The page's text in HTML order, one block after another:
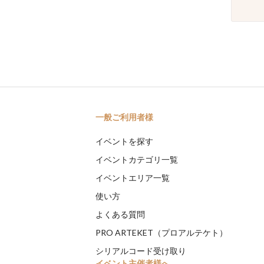
一般ご利用者様
イベントを探す
イベントカテゴリ一覧
イベントエリア一覧
使い方
よくある質問
PRO ARTEKET（プロアルテケト）
シリアルコード受け取り